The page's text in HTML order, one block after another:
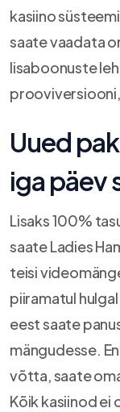
kasiino
saate vaadata
lisaboonuste
Uued
iga päev
Lisaks 100%
saate Ladies
teisi
piiramatul
eest saate
mängudesse.
võtta, saate
Kõik kasiinod ei